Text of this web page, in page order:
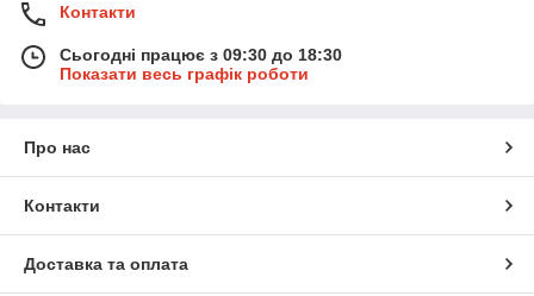
Контакти
Сьогодні працює з 09:30 до 18:30
Показати весь графік роботи
Про нас
Контакти
Доставка та оплата